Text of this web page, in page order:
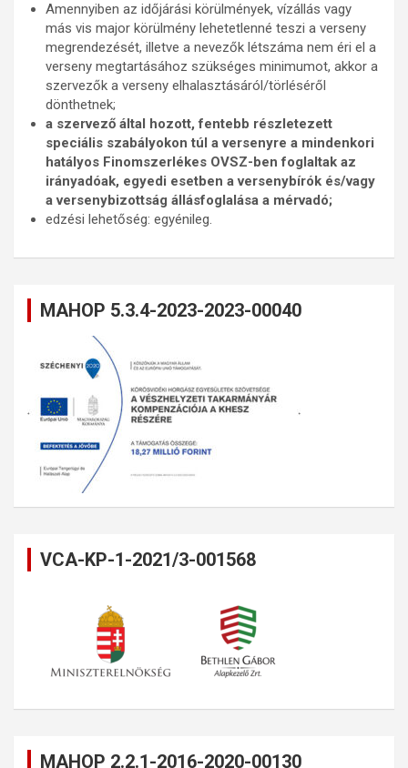
Amennyiben az időjárási körülmények, vízállás vagy
más vis major körülmény lehetetlenné teszi a verseny
megrendezését, illetve a nevezők létszáma nem éri el a
verseny megtartásához szükséges minimumot, akkor a
szervezők a verseny elhalasztásáról/törléséről
dönthetnek;
a szervező által hozott, fentebb részletezett
speciális szabályokon túl a versenyre a mindenkori
hatályos Finomszerlékes OVSZ-ben foglaltak az
irányadóak, egyedi esetben a versenybírók és/vagy
a versenybizottság állásfoglalása a mérvadó;
edzési lehetőség: egyénileg.
MAHOP 5.3.4-2023-2023-00040
VCA-KP-1-2021/3-001568
MAHOP 2.2.1-2016-2020-00130